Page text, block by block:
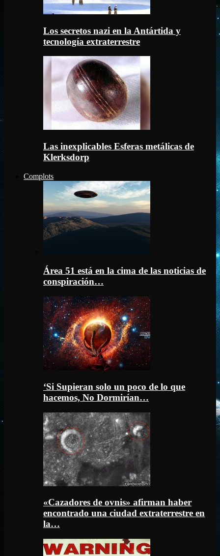
Los secretos nazi en la Antártida y
tecnología extraterrestre
Las inexplicables Esferas metálicas de
Klerksdorp
Complots
Área 51 está en la cima de las noticias de
conspiración…
‘Si Supieran solo un poco de lo que
hacemos, No Dormirían…
«Cazadores de ovnis» afirman haber
encontrado una ciudad extraterrestre en
la…